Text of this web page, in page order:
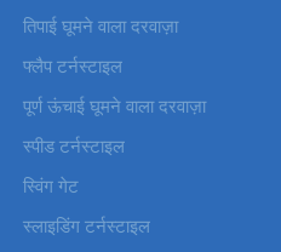
तिपाई घूमने वाला दरवाज़ा
फ्लैप टर्नस्टाइल
पूर्ण ऊंचाई घूमने वाला दरवाज़ा
स्पीड टर्नस्टाइल
स्विंग गेट
स्लाइडिंग टर्नस्टाइल